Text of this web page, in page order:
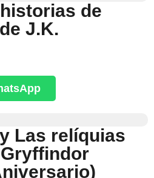
de
J.K.
Las relíquias